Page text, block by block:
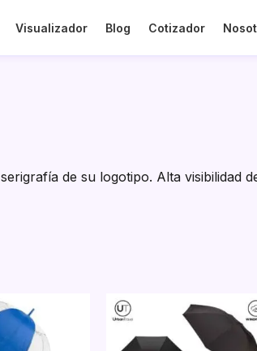
Visualizador Blog Cotizador
de su logotipo. Alta visibilidad